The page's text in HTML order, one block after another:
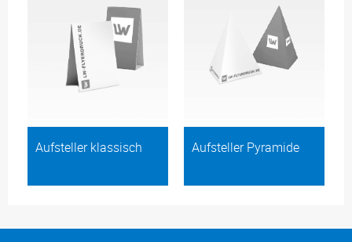
Aufsteller klassisch Aufsteller Pyramide